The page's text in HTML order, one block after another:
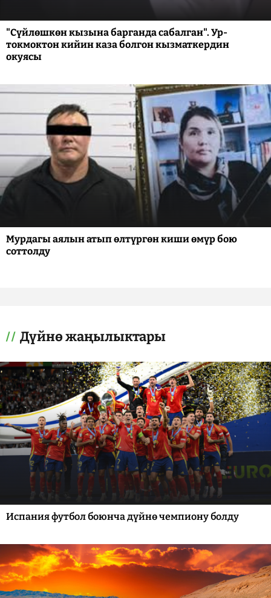
"Сүйлөшкөн кызына барганда сабалган". Ур-
токмоктон кийин каза болгон кызматкердин
окуясы
Мурдагы аялын атып өлтүргөн киши өмүр бою
соттолду
Дүйнө жаңылыктары
Испания футбол боюнча дүйнө чемпиону болду